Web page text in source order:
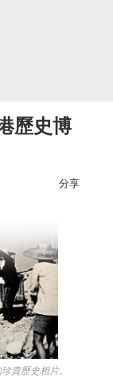
歷史博
分享
貴歷史相片。